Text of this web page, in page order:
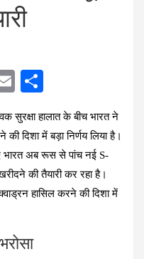
E
ail ar
e
सुरक्षा हालात के बीच भारत ने
दिशा में बड़ा निर्णय लिया है।
भारत अब रूस से पांच नई S-
की तैयारी कर रहा है।
हासिल करने की दिशा में